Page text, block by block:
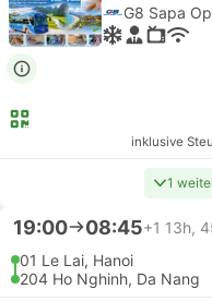
G8 Sapa
inklusive
1
19:00 08:45+1 13h,
01 Le Lai, Hanoi
204 Ho Nghinh, Da Nang